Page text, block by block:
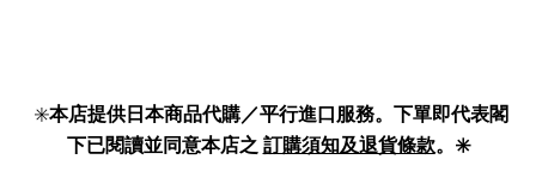
✳️本店提供日本商品代購／平行進口服務。下單即代表閣
下已閱讀並同意本店之 訂購須知及退貨條款。✳️